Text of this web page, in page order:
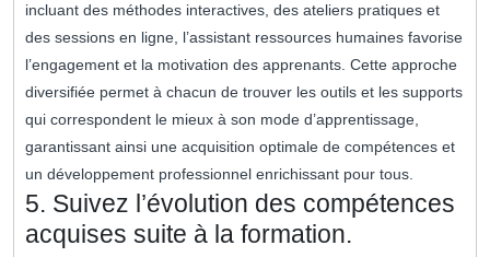
incluant des méthodes interactives, des ateliers pratiques et
des sessions en ligne, l’assistant ressources humaines favorise
l’engagement et la motivation des apprenants. Cette approche
diversifiée permet à chacun de trouver les outils et les supports
qui correspondent le mieux à son mode d’apprentissage,
garantissant ainsi une acquisition optimale de compétences et
un développement professionnel enrichissant pour tous.
5. Suivez l’évolution des compétences
acquises suite à la formation.